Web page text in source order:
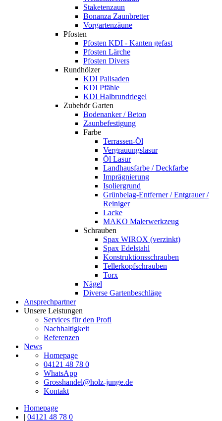
Staketenzaun
Bonanza Zaunbretter
Vorgartenzäune
Pfosten
Pfosten KDI - Kanten gefast
Pfosten Lärche
Pfosten Divers
Rundhölzer
KDI Palisaden
KDI Pfähle
KDI Halbrundriegel
Zubehör Garten
Bodenanker / Beton
Zaunbefestigung
Farbe
Terrassen-Öl
Vergrauungslasur
Öl Lasur
Landhausfarbe / Deckfarbe
Imprägnierung
Isoliergrund
Grünbelag-Entferner / Entgrauer /
Reiniger
Lacke
MAKO Malerwerkzeug
Schrauben
Spax WIROX (verzinkt)
Spax Edelstahl
Konstruktionsschrauben
Tellerkopfschrauben
Torx
Nägel
Diverse Gartenbeschläge
Ansprechpartner
Unsere Leistungen
Services für den Profi
Nachhaltigkeit
Referenzen
News
Homepage
04121 48 78 0
WhatsApp
Grosshandel@holz-junge.de
Kontakt
Homepage
| 04121 48 78 0